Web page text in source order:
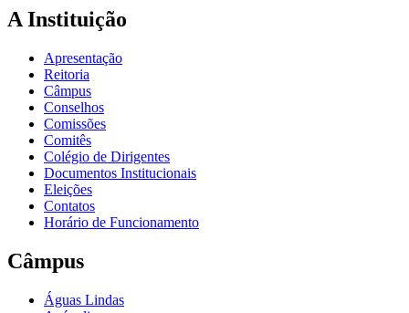
A Instituição
Apresentação
Reitoria
Câmpus
Conselhos
Comissões
Comitês
Colégio de Dirigentes
Documentos Institucionais
Eleições
Contatos
Horário de Funcionamento
Câmpus
Águas Lindas